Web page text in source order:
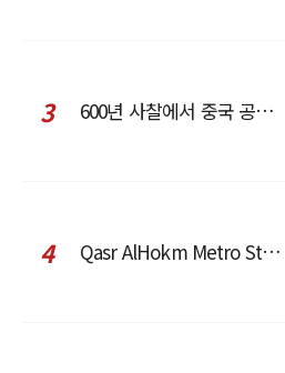
3 600년 사찰에서 중국 공예와 현대 패션을 직조한 ZARA x Fanglu Lin Pop-Up
4 Qasr AlHokm Metro Station, 구도심과 현대 공공 인프라의 접점을 제안하다